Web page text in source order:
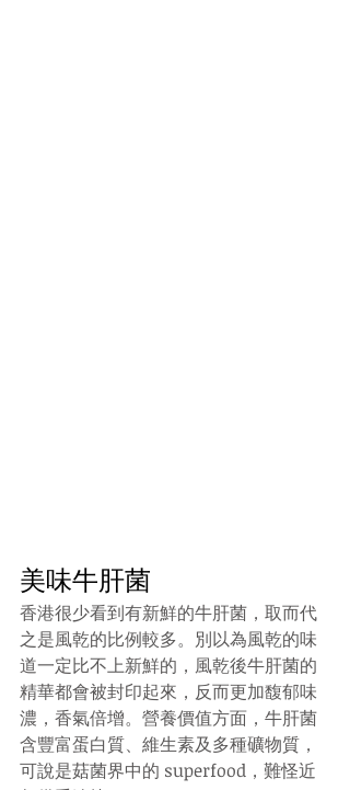
美味牛肝菌
香港很少看到有新鮮的牛肝菌，取而代
之是風乾的比例較多。別以為風乾的味
道一定比不上新鮮的，風乾後牛肝菌的
精華都會被封印起來，反而更加馥郁味
濃，香氣倍增。營養價值方面，牛肝菌
含豐富蛋白質、維生素及多種礦物質，
可說是菇菌界中的 superfood，難怪近